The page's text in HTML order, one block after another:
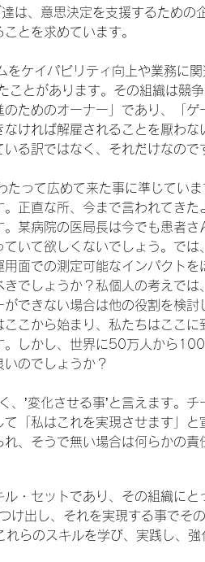
は、意思決定を支援するための
とを求めています。
ケイパビリティ向上や業務に
とがあります。その組織は競
ためのオーナー」であり、「ゲ
なければ解雇されることを厭わ
る訳ではなく、それだけなので
って広めて来た事に準じていま
正直な所、今まで言われてきた
某病院の医局長は今でも患者さ
いて欲しくないでしょう。で
面での測定可能なインパクトを
でしょうか？私個人の考えでは
できない場合は他の役割を検討
こから始まり、私たちはここに
。しかし、世界に50万人から
いのでしょうか？
、’変化させる事’と言えます。
「私はこれを実現させます」と
、そうで無い場合は何らかの責
・セットであり、その組織にと
け出し、それを実現する事でそ
らのスキルを学び、実践し、